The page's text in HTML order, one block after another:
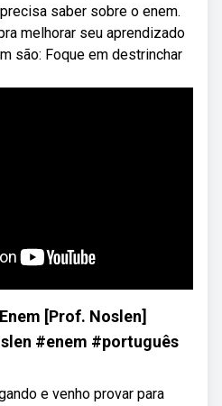
saber sobre o enem.
melhorar seu aprendizado
são: Foque em destrinchar
[Prof. Noslen]
#enem #português
e venho provar para